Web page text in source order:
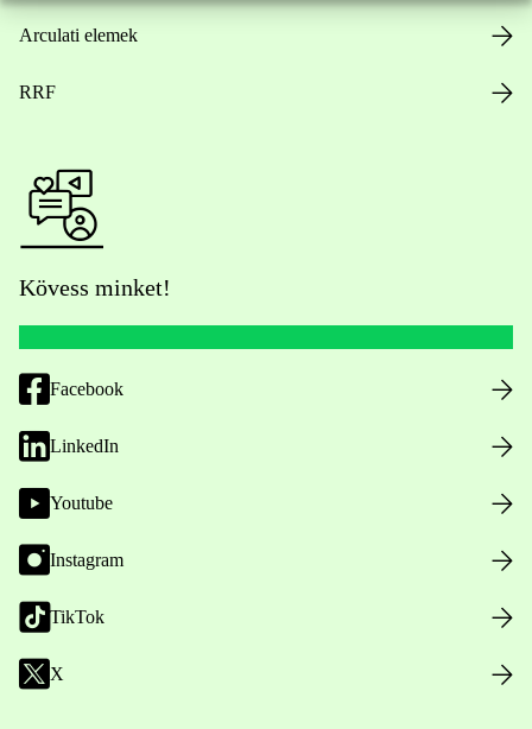
Arculati elemek
RRF
Kövess minket!
Facebook
LinkedIn
Youtube
Instagram
TikTok
X